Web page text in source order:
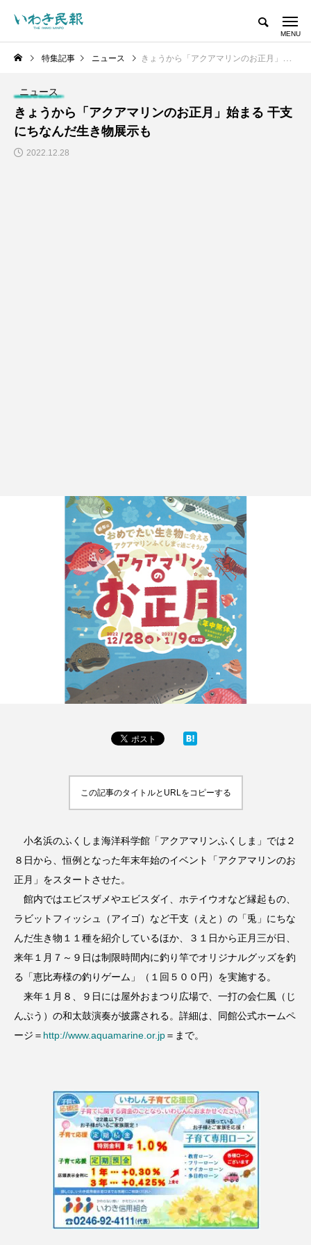
特集記事 ニュース きょうから「アクアマリンのお正月」始まる 干支にちなんだ生き物展示も
ニュース
きょうから「アクアマリンのお正月」始まる 干支
にちなんだ生き物展示も
2022.12.28
この記事のタイトルとURLをコピーする
小名浜のふくしま海洋科学館「アクアマリンふくしま」では２
８日から、恒例となった年末年始のイベント「アクアマリンのお
正月」をスタートさせた。
館内ではエビスザメやエビスダイ、ホテイウオなど縁起もの、
ラビットフィッシュ（アイゴ）など干支（えと）の「兎」にちな
んだ生き物１１種を紹介しているほか、３１日から正月三が日、
来年１月７～９日は制限時間内に釣り竿でオリジナルグッズを釣
る「恵比寿様の釣りゲーム」（１回５００円）を実施する。
来年１月８、９日には屋外おまつり広場で、一打の会仁風（じ
んぷう）の和太鼓演奏が披露される。詳細は、同館公式ホームペ
ージ＝ http://www.aquamarine.or.jp＝まで。